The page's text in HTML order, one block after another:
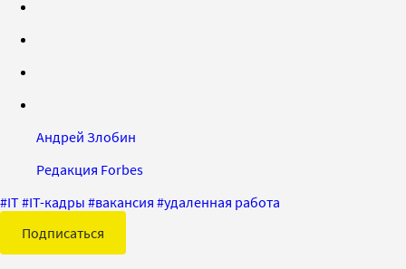
Андрей Злобин
Редакция Forbes
#IT#IT-кадры #вакансия #удаленная работа
Подписаться